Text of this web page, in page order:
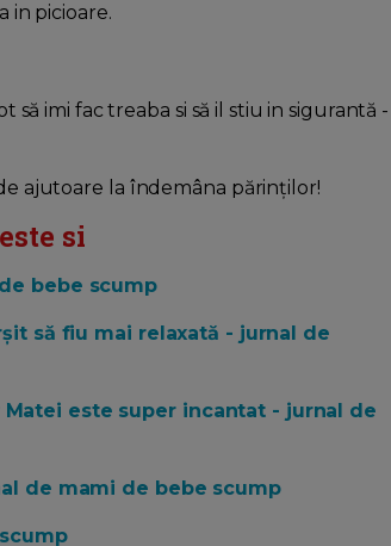
in picioare.
imi fac treaba si să il stiu in sigurantă -
ajutoare la îndemâna părinților!
si
bebe scump
să fiu mai relaxată - jurnal de
este super incantat - jurnal de
de mami de bebe scump